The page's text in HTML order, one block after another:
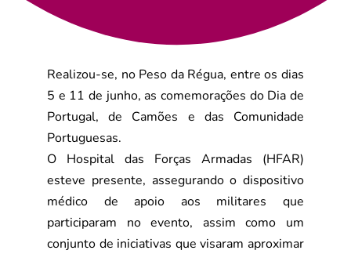
Realizou-se, no Peso da Régua, entre os dias
5 e 11 de junho, ascomemorações do Dia de
Portugal, de Camões e das Comunidade
Portuguesas.
O Hospital das Forças Armadas (HFAR)
esteve presente, assegurando odispositivo
médico de apoio aos militares que
participaram no evento, assim como um
conjunto de iniciativas que visaram aproximar